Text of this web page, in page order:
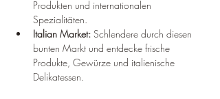
Produkten und internationalen
Spezialitäten.
Italian Market: Schlendere durch diesen
bunten Markt und entdecke frische
Produkte, Gewürze und italienische
Delikatessen.